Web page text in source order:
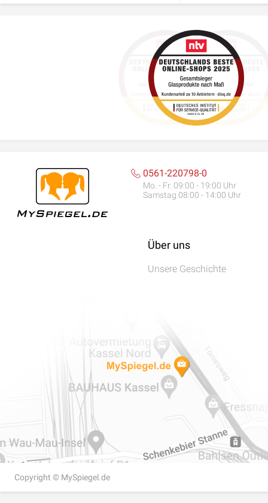
0561-220798-0
Mo. - Fr. 09:00 - 19:00 Uhr
Samstag 08:00 - 14:00 Uhr
Über uns
Unsere Geschichte
Copyright © MySpiegel.de